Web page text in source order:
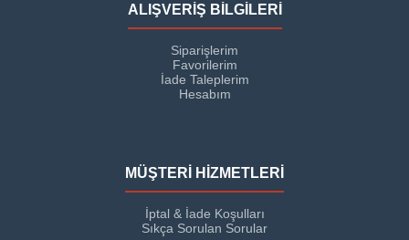
ALIŞVERİŞ BİLGİLERİ
Siparişlerim
Favorilerim
İade Taleplerim
Hesabım
MÜŞTERİ HİZMETLERİ
İptal & İade Koşulları
Sıkça Sorulan Sorular